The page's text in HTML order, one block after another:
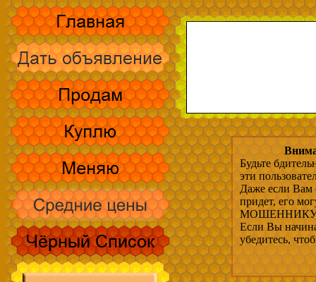
Будьте
эти
Даже если Вам
придет, его
МОШЕННИКУ,
Если Вы
убедитесь,